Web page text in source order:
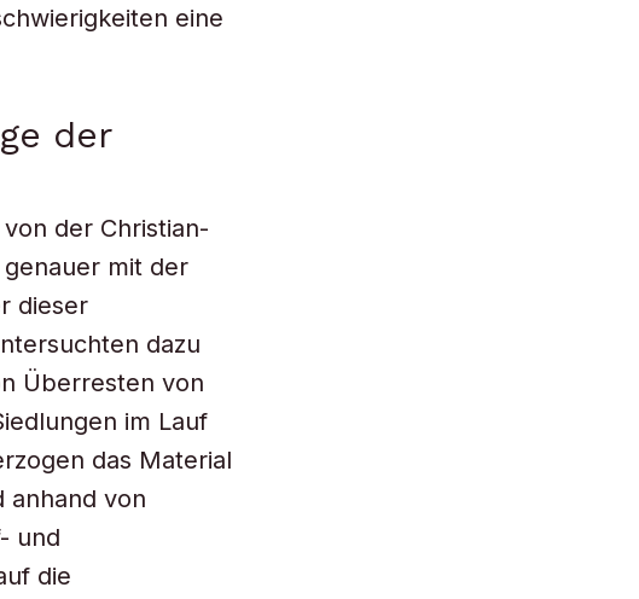
eine
der
der Christian-
mit der
dieser
dazu
Überresten von
im Lauf
das Material
anhand von
und
die